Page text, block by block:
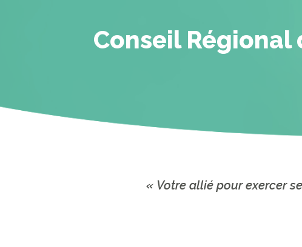
Conseil Régional
« Votre allié pour exercer